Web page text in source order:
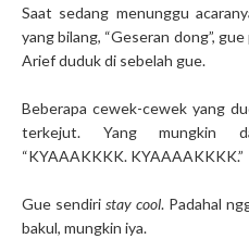
Saat sedang menunggu
yang bilang, “Geseran dong”,
Arief duduk di sebelah gue.
Beberapa cewek-cewek yang
terkejut. Yang mungkin
“KYAAAKKKK. KYAAAAKKKK.”
Gue sendiri stay cool. Padahal
bakul, mungkin iya.